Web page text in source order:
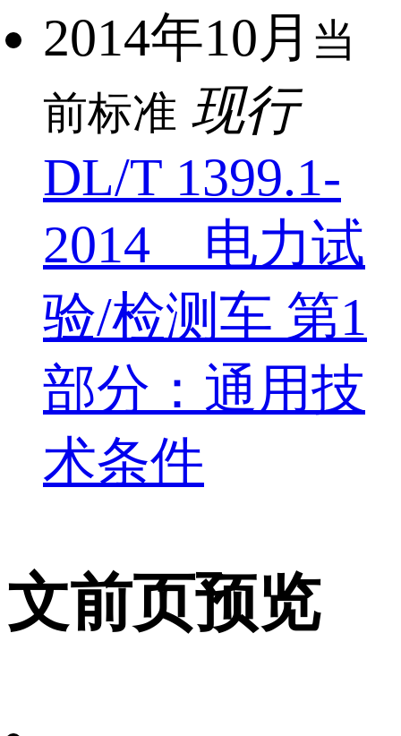
2014年10月 当
前标准 现行
DL/T 1399.1-
2014 电力试
验/检测车 第1
部分：通用技
术条件
文前页预览